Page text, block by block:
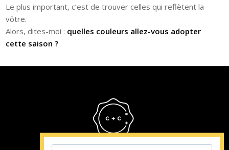
Le plus important, c’est de trouver celles qui reflètent la
vôtre.
Alors, dites-moi : quelles couleurs allez-vous adopter
cette saison ?